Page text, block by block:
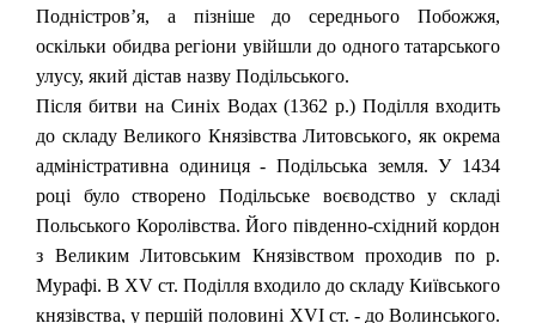
Подністров’я, а пізніше до середнього Побожжя,
оскільки обидва регіони увійшли до одного татарського
улусу, який дістав назву Подільського.
Після битви на Синіх Водах (1362 р.) Поділля входить
до складу Великого Князівства Литовського, як окрема
адміністративна одиниця - Подільська земля. У 1434
році було створено Подільське воєводство у складі
Польського Королівства. Його південно-східний кордон
з Великим Литовським Князівством проходив по р.
Мурафі. В XV ст. Поділля входило до складу Київського
князівства, у першій половині XVI ст. - до Волинського.